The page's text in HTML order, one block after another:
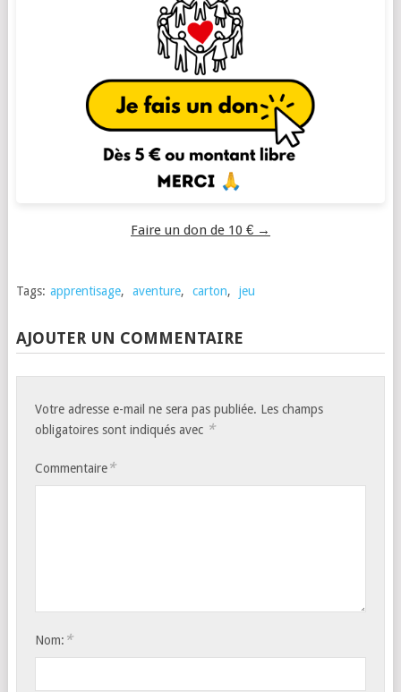
Faire un don de 10 € →
Tags: apprentisage, aventure, carton, jeu
AJOUTER UN COMMENTAIRE
Votre adresse e-mail ne sera pas publiée. Les champs
obligatoires sont indiqués avec *
Commentaire*
Nom: *